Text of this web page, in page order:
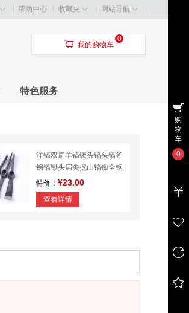
帮助中心 收藏夹 网站导航
󰃦 我的购物车
0
特色服务
洋镐双扁羊镐镢头镐头镐斧
钢镐锄头扁尖挖山镐锄全钢
纯钢
特价： ¥23.00
查看详情
购
物
车
0